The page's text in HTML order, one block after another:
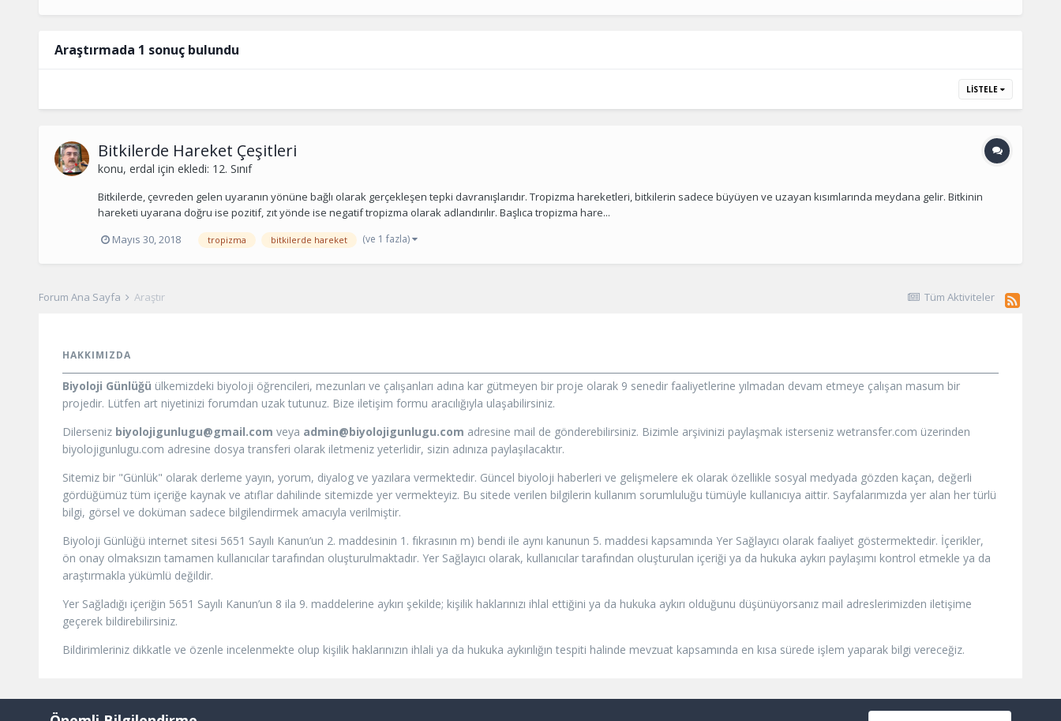
Araştırmada 1 sonuç bulundu
LISTELE
Bitkilerde Hareket Çeşitleri
konu, erdal için ekledi: 12. Sınıf
Bitkilerde, çevreden gelen uyaranın yönüne bağlı olarak gerçekleşen tepki davranışlarıdır. Tropizma hareketleri, bitkilerin sadece büyüyen ve uzayan kısımlarında meydana gelir. Bitkinin
hareketi uyarana doğru ise pozitif, zıt yönde ise negatif tropizma olarak adlandırılır. Başlıca tropizma hare...
Mayıs 30, 2018
tropizma bitkilerde hareket (ve 1 fazla)
Tüm Aktiviteler
Forum Ana Sayfa Araştır
HAKKIMIZDA
Biyoloji Günlüğü ülkemizdeki biyoloji öğrencileri, mezunları ve çalışanları adına kar gütmeyen bir proje olarak 9 senedir faaliyetlerine yılmadan devam etmeye çalışan masum bir
projedir. Lütfen art niyetinizi forumdan uzak tutunuz. Bize iletişim formu aracılığıyla ulaşabilirsiniz.
Dilerseniz biyolojigunlugu@gmail.com veya admin@biyolojigunlugu.com adresine mail de gönderebilirsiniz. Bizimle arşivinizi paylaşmak isterseniz wetransfer.com üzerinden
biyolojigunlugu.com adresine dosya transferi olarak iletmeniz yeterlidir, sizin adınıza paylaşılacaktır.
Sitemiz bir "Günlük" olarak derleme yayın, yorum, diyalog ve yazılara vermektedir. Güncel biyoloji haberleri ve gelişmelere ek olarak özellikle sosyal medyada gözden kaçan, değerli
gördüğümüz tüm içeriğe kaynak ve atıflar dahilinde sitemizde yer vermekteyiz. Bu sitede verilen bilgilerin kullanım sorumluluğu tümüyle kullanıcıya aittir. Sayfalarımızda yer alan her türlü
bilgi, görsel ve doküman sadece bilgilendirmek amacıyla verilmiştir.
Biyoloji Günlüğü internet sitesi 5651 Sayılı Kanun’un 2. maddesinin 1. fıkrasının m) bendi ile aynı kanunun 5. maddesi kapsamında Yer Sağlayıcı olarak faaliyet göstermektedir. İçerikler,
ön onay olmaksızın tamamen kullanıcılar tarafından oluşturulmaktadır. Yer Sağlayıcı olarak, kullanıcılar tarafından oluşturulan içeriği ya da hukuka aykırı paylaşımı kontrol etmekle ya da
araştırmakla yükümlü değildir.
Yer Sağladığı içeriğin 5651 Sayılı Kanun’un 8 ila 9. maddelerine aykırı şekilde; kişilik haklarınızı ihlal ettiğini ya da hukuka aykırı olduğunu düşünüyorsanız mail adreslerimizden iletişime
geçerek bildirebilirsiniz.
Bildirimleriniz dikkatle ve özenle incelenmekte olup kişilik haklarınızın ihlali ya da hukuka aykırılığın tespiti halinde mevzuat kapsamında en kısa sürede işlem yaparak bilgi vereceğiz.